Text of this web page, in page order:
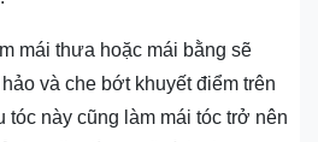
mái thưa hoặc mái bằng sẽ
và che bớt khuyết điểm trên
tóc này cũng làm mái tóc trở nên